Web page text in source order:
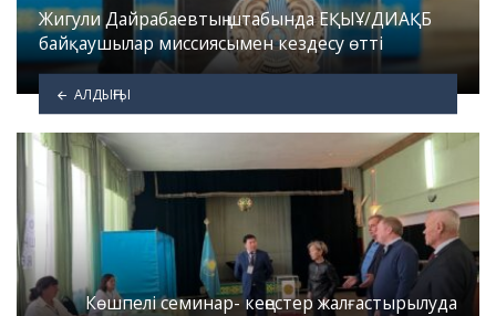
Жигули Дайрабаевтың штабында ЕҚЫҰ/ДИАҚБ
байқаушылар миссиясымен кездесу өтті
АЛДЫҢҒЫ
Көшпелі семинар- кеңестер жалғастырылуда